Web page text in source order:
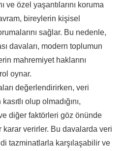
ve özel yaşantılarını koruma
bireylerin kişisel
sağlar. Bu nedenle,
davaları, modern toplumun
mahremiyet haklarını
oynar.
değerlendirirken, veri
olup olmadığını,
diğer faktörleri göz önünde
verirler. Bu davalarda veri
tazminatlarla karşılaşabilir ve